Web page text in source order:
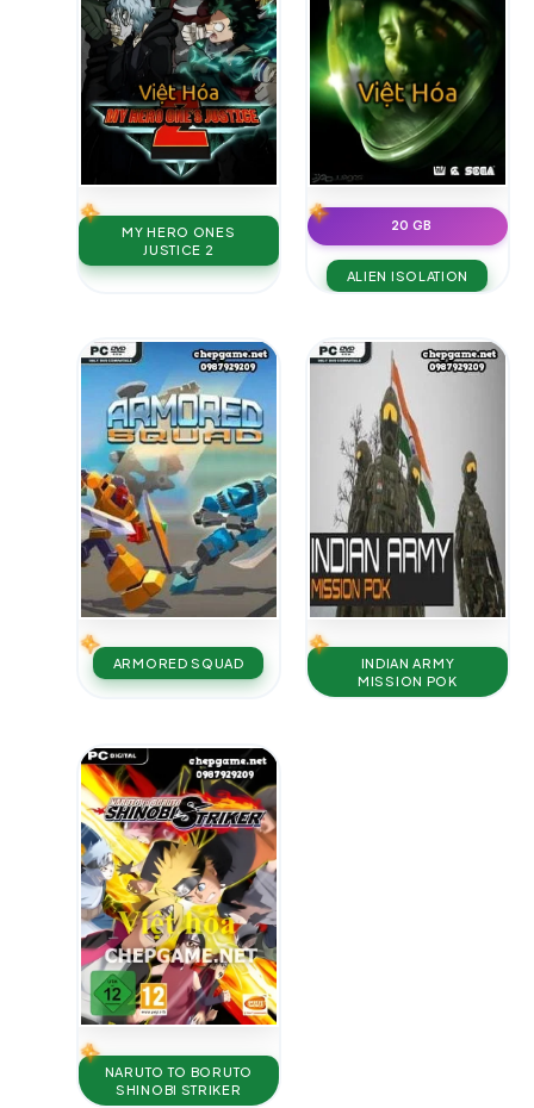
MY HERO ONES
JUSTICE 2
20 GB
ALIEN ISOLATION
ARMORED SQUAD
INDIAN ARMY
MISSION POK
NARUTO TO BORUTO
SHINOBI STRIKER